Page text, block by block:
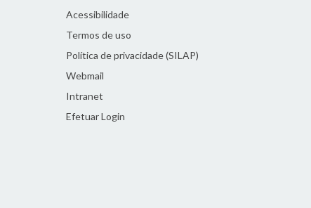
Acessibilidade
Termos de uso
Política de privacidade (SILAP)
Webmail
Intranet
Efetuar Login